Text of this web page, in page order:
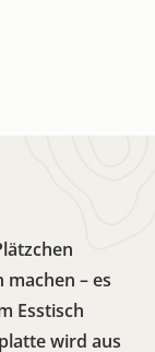
– es
Esstisch
wird aus